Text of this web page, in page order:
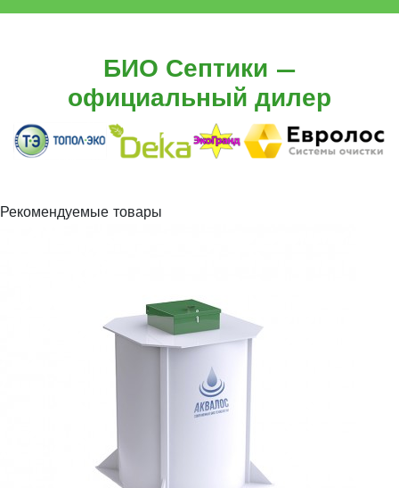
БИО Септики —
официальный дилер
Рекомендуемые товары